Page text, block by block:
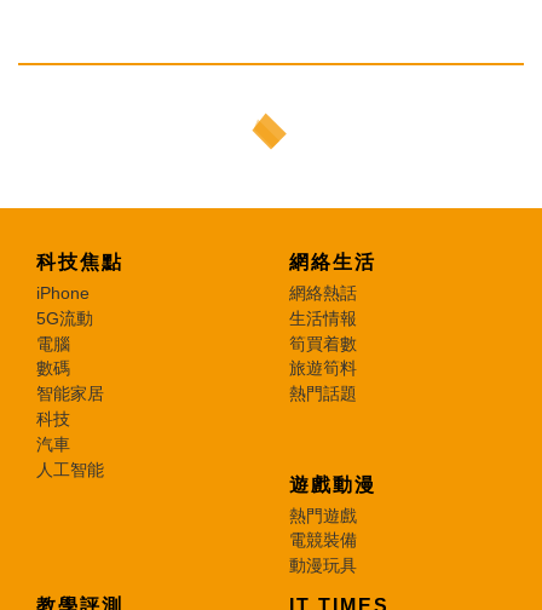
科技焦點
iPhone
5G流動
電腦
數碼
智能家居
科技
汽車
人工智能
網絡生活
網絡熱話
生活情報
筍買着數
旅遊筍料
熱門話題
遊戲動漫
熱門遊戲
電競裝備
動漫玩具
教學評測 IT TIMES